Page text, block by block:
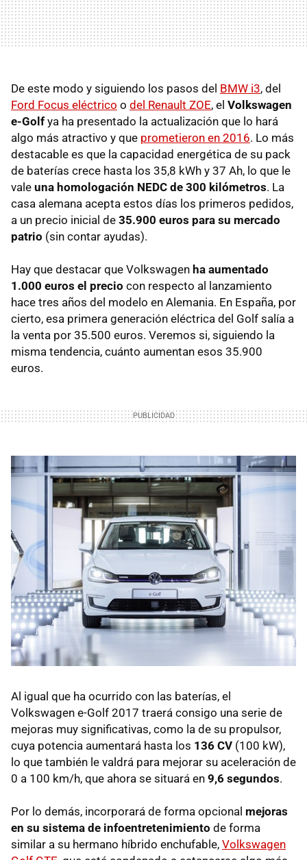
De este modo y siguiendo los pasos del BMW i3, del
Ford Focus eléctrico o del Renault ZOE, el Volkswagen
e-Golf ya ha presentado la actualización que lo hará
algo más atractivo y que prometieron en 2016. Lo más
destacable es que la capacidad energética de su pack
de baterías crece hasta los 35,8 kWh y 37 Ah, lo que le
vale una homologación NEDC de 300 kilómetros. La
casa alemana acepta estos días los primeros pedidos,
a un precio inicial de 35.900 euros para su mercado
patrio (sin contar ayudas).
Hay que destacar que Volkswagen ha aumentado
1.000 euros el precio con respecto al lanzamiento
hace tres años del modelo en Alemania. En España, por
cierto, esa primera generación eléctrica del Golf salía a
la venta por 35.500 euros. Veremos si, siguiendo la
misma tendencia, cuánto aumentan esos 35.900
euros.
Al igual que ha ocurrido con las baterías, el
Volkswagen e-Golf 2017 traerá consigo una serie de
mejoras muy significativas, como la de su propulsor,
cuya potencia aumentará hasta los 136 CV (100 kW),
lo que también le valdrá para mejorar su aceleración de
0 a 100 km/h, que ahora se situará en 9,6 segundos.
Por lo demás, incorporará de forma opcional mejoras
en su sistema de infoentretenimiento de forma
similar a su hermano híbrido enchufable, Volkswagen